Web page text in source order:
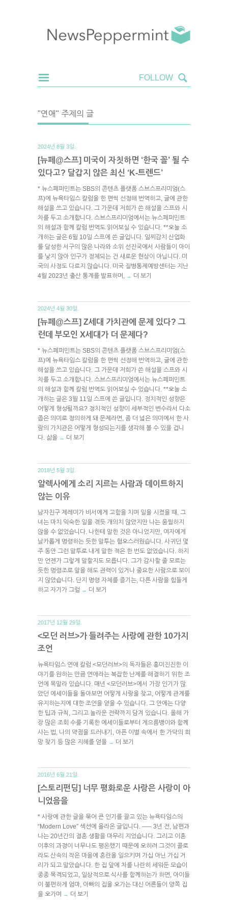
"연애" 주제의 글
2024년 8월 3일.
[뉴페@스프] 미국이 자칫하면 ‘한국 꼴’ 될 수
있다고? 달갑지 않은 최신 ‘K-트렌드’
* 뉴스페퍼민트는 SBS의 콘텐츠 플랫폼 스브스프리미엄(스
프)에 뉴욕타임스 칼럼을 한 편씩 선정해 번역하고, 글에 관한
해설을 쓰고 있습니다. 그 가운데 저희가 쓴 해설을 스프와 시
차를 두고 소개합니다. 스브스프리미엄에서는 뉴스페퍼민트
의 해설과 함께 칼럼 번역도 읽어보실 수 있습니다. **오늘 소
개하는 글은 6월 10일 스프에 쓴 글입니다. 일찌감치 산업화
를 달성한 서구의 많은 나라와 소위 선진국에서 사람들이 아이
를 낳지 않아 인구가 정체되는 건 새로운 현상이 아닙니다. 미
국의 사정도 다르지 않습니다. 미국 질병통제예방센터는 지난
4월 2023년 출산 통계를 발표하며,
→ 더 보기
2024년 4월 30일.
[뉴페@스프] Z세대 가치관에 문제 있다? 그
런데 부모인 X세대가 더 문제다?
* 뉴스페퍼민트는 SBS의 콘텐츠 플랫폼 스브스프리미엄(스
프)에 뉴욕타임스 칼럼을 한 편씩 선정해 번역하고, 글에 관한
해설을 쓰고 있습니다. 그 가운데 저희가 쓴 해설을 스프와 시
차를 두고 소개합니다. 스브스프리미엄에서는 뉴스페퍼민트
의 해설과 함께 칼럼 번역도 읽어보실 수 있습니다. **오늘 소
개하는 글은 3월 11일 스프에 쓴 글입니다. 정치적인 성향은
어떻게 형성될까요? 정치적인 성향이 세부적인 변수라서 다소
좁은 의미로 정의하게 돼 문제라면, 좀 더 넓은 의미에서 한 사
람의 가치관은 어떻게 형성되는지를 생각해 볼 수 있을 겁니
다. 삶을 → 더 보기
2018년 5월 3일.
알렉사에게 소리 지르는 사람과 데이트하지
않는 이유
남자친구 제레미가 비서에게 고함을 치며 일을 시켰을 때, 그
녀는 마치 익숙한 일을 겪듯 개의치 않았지만 나는 움찔하지
않을 수 없었습니다. 나한테 말한 것은 아니었지만, 여자에게
날카롭게 명령하는 듯한 말투는 혐오스러웠습니다. 사귀던 몇
주 동안 그런 말투로 내게 말한 적은 한 번도 없었습니다. 하지
만 언젠가 그렇게 말할지도 모릅니다. 그가 감사할 줄 모르는
듯한 명령조로 말을 해도 권력이 있거나 중요한 사람으로 보이
지 않았습니다. 단지 명령 자체를 즐기는, 다른 사람을 힘들게
하고 자기가 그럴 → 더 보기
2017년 12월 29일.
<모던 러브>가 들려주는 사랑에 관한 10가지
조언
뉴욕타임스 연애 칼럼 <모던러브>의 독자들은 흥미진진한 이
야기를 원하는 만큼 연애라는 복잡한 난제를 해결하기 위한 조
언에 목말라 있습니다. 매년 <모던러브>에서 가장 인기가 많
았던 에세이들을 돌아보면 어떻게 사랑을 찾고, 어떻게 관계를
유지하는지에 대한 조언을 얻을 수 있습니다. 그 안에는 다양
한 팁과 규칙, 그리고 놀라운 전략까지 담겨 있습니다. 올해 가
장 많은 조회 수를 기록한 에세이들로부터 게으름뱅이와 함께
사는 법, 나의 약점을 드러내기, 아픈 이별 속에서 한 가닥의 희
망 찾기 등 많은 지혜를 얻을 → 더 보기
2016년 6월 21일.
[스토리펀딩] 너무 평화로운 사랑은 사랑이 아
니었음을
* 사랑에 관한 글을 묶어 큰 인기를 끌고 있는 뉴욕타임스의
“Modern Love” 섹션에 올라온 글입니다. —– 3년 전, 남편과
나는 20년간의 결혼 생활을 마무리 지었습니다. 그리고 이혼
이후의 과정이 너무나도 평온했기 때문에 오히려 그것이 콜로
라도 산속의 작은 마을에 혼란을 일으키며 가십 아닌 가십 거
리가 되고 말았습니다. 한 집 앞에 차를 나란히 세워둔 모습이
종종 목격되었고, 일상적으로 식사를 함께하는가 하면, 아이들
이 불편하게 엄마, 아빠의 집을 오가는 대신 어른들이 양쪽 집
을 오가며 → 더 보기